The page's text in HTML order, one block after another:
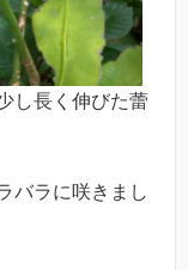
し長く伸びた蕾
バラに咲きまし